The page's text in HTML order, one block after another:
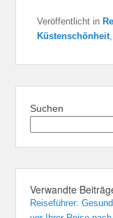
Veröffentlicht in
Küstenschönheit
Suchen
Verwandte
Reiseführer: